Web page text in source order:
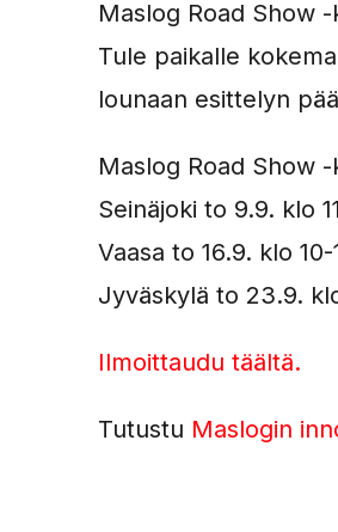
Maslog Road Show
Tule paikalle
lounaan esittelyn
Maslog Road Show
Seinäjoki to 9.9. klo
Vaasa to 16.9. klo 10-
Jyväskylä to 23.9.
Ilmoittaudu täältä.
Tutustu Maslogin